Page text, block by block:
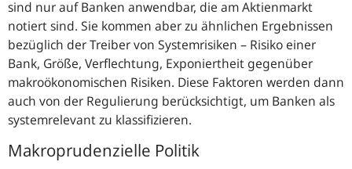
sind nur auf Banken anwendbar, die am Aktienmarkt
notiert sind. Sie kommen aber zu ähnlichen Ergebnissen
bezüglich der Treiber von Systemrisiken – Risiko einer
Bank, Größe, Verflechtung, Exponiertheit gegenüber
makroökonomischen Risiken. Diese Faktoren werden dann
auch von der Regulierung berücksichtigt, um Banken als
systemrelevant zu klassifizieren.
Makroprudenzielle Politik